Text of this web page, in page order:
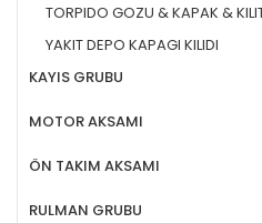
TORPIDO GOZU & KAPAK &
YAKIT DEPO KAPAGI KILIDI
KAYIS GRUBU
MOTOR AKSAMI
ÖN TAKIM AKSAMI
RULMAN GRUBU